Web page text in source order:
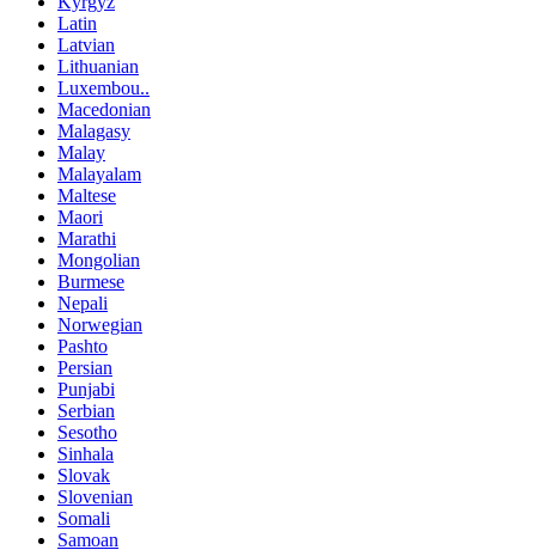
Latin
Latvian
Lithuanian
Luxembou..
Macedonian
Malagasy
Malay
Malayalam
Maltese
Maori
Marathi
Mongolian
Burmese
Nepali
Norwegian
Pashto
Persian
Punjabi
Serbian
Sesotho
Sinhala
Slovak
Slovenian
Somali
Samoan